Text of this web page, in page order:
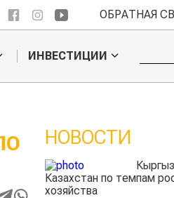
ОБРАТНАЯ
ИНВЕСТИЦИИ
НОВОСТИ
фермеры заработали
экспорте чечевицы